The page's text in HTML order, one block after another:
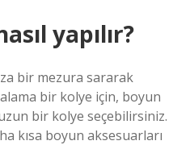
yapılır?
bir mezura sararak
bir kolye için, boyun
bir kolye seçebilirsiniz.
kısa boyun aksesuarları